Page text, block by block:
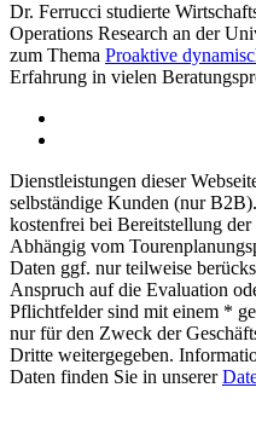
Dr. Ferrucci studierte
Operations Research an der
zum Thema Proaktive
Erfahrung in vielen
Dienstleistungen dieser
selbständige Kunden (nur
kostenfrei bei Bereitstellung
Abhängig vom
Daten ggf. nur teilweise
Anspruch auf die Evaluation
Pflichtfelder sind mit einem *
nur für den Zweck der
Dritte weitergegeben.
Daten finden Sie in unserer